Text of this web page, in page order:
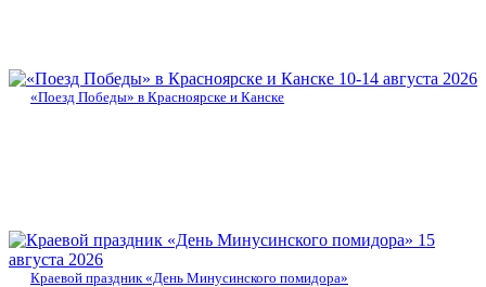
10-14 августа 2026
«Поезд Победы» в Красноярске и Канске
15
августа 2026
Краевой праздник «День Минусинского помидора»